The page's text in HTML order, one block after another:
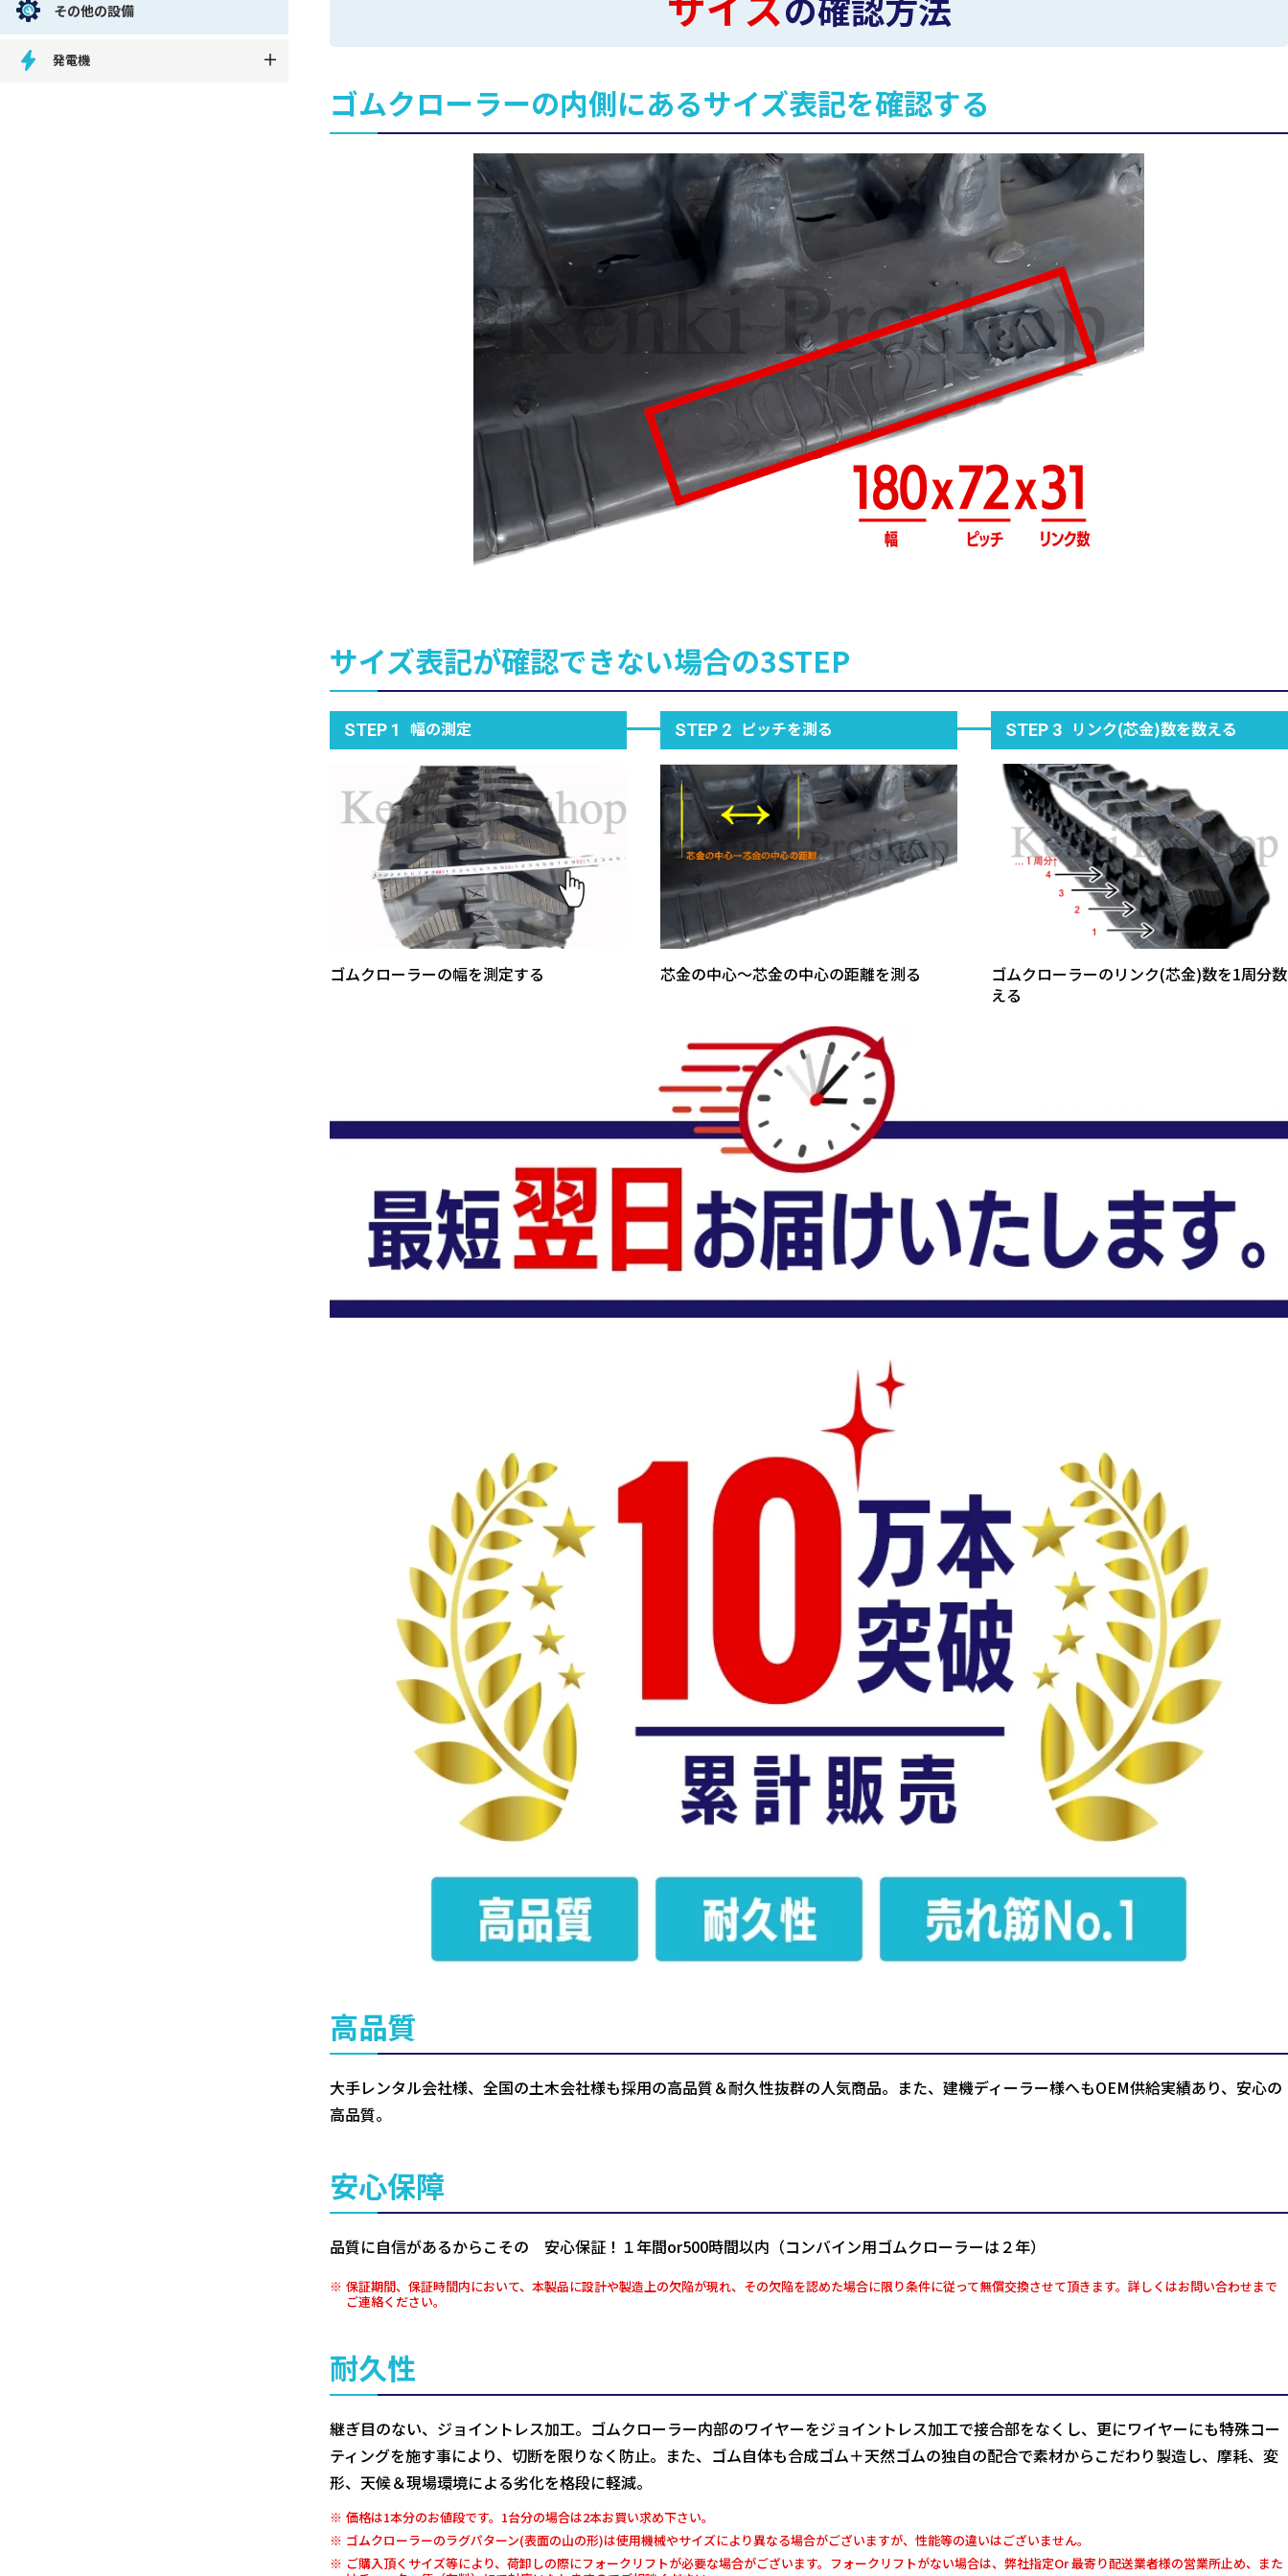
ゴムクローラーの内側にあるサイズ表記を確認する
サイズ表記が確認できない場合の3STEP
STEP 1 幅の測定
ゴムクローラーの幅を測定する
STEP 2 ピッチを測る
芯金の中心～芯金の中心の距離を測る
STEP 3 リンク(芯金)数を数える
ゴムクローラーのリンク(芯金)数を1周分数
える
高品質
大手レンタル会社様、全国の土木会社様も採用の高品質＆耐久性抜群の人気商品。また、建機ディーラー様へもOEM供給実績あり、安心の
高品質。
安心保障
品質に自信があるからこその 安心保証！１年間or500時間以内（コンバイン用ゴムクローラーは２年）
保証期間、保証時間内において、本製品に設計や製造上の欠陥が現れ、その欠陥を認めた場合に限り条件に従って無償交換させて頂きます。詳しくはお問い合わせまで
ご連絡ください。
耐久性
継ぎ目のない、ジョイントレス加工。ゴムクローラー内部のワイヤーをジョイントレス加工で接合部をなくし、更にワイヤーにも特殊コー
ティングを施す事により、切断を限りなく防止。また、ゴム自体も合成ゴム＋天然ゴムの独自の配合で素材からこだわり製造し、摩耗、変
形、天候＆現場環境による劣化を格段に軽減。
価格は1本分のお値段です。1台分の場合は2本お買い求め下さい。
ゴムクローラーのラグパターン(表面の山の形)は使用機械やサイズにより異なる場合がございますが、性能等の違いはございません。
ご購入頂くサイズ等により、荷卸しの際にフォークリフトが必要な場合がございます。フォークリフトがない場合は、弊社指定Or 最寄り配送業者様の営業所止め、また
その他の設備
発電機